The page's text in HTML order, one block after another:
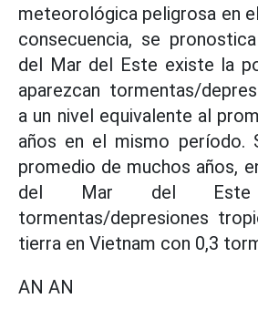
meteorológica peligrosa en
consecuencia, se
del Mar del Este existe la
aparezcan tormentas/
a un nivel equivalente al
años en el mismo período.
promedio de muchos años,
del Mar del
tormentas/depresiones
tierra en Vietnam con 0,3
AN AN